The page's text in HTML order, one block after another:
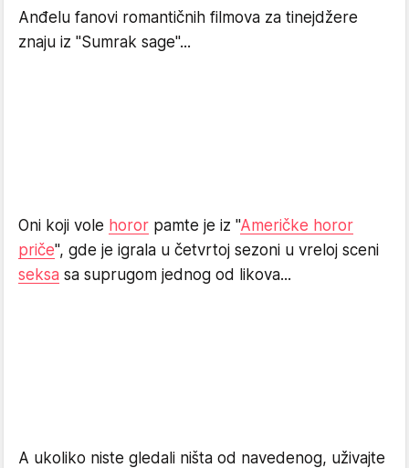
Anđelu fanovi romantičnih filmova za tinejdžere
znaju iz "Sumrak sage"...
Oni koji vole horor pamte je iz "Američke horor
priče", gde je igrala u četvrtoj sezoni u vreloj sceni
seksa sa suprugom jednog od likova...
A ukoliko niste gledali ništa od navedenog, uživajte